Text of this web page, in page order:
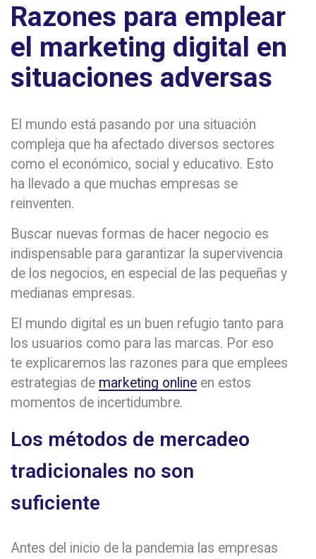
Razones para emplear
el marketing digital en
situaciones adversas
El mundo está pasando por una situación
compleja que ha afectado diversos sectores
como el económico, social y educativo. Esto
ha llevado a que muchas empresas se
reinventen.
Buscar nuevas formas de hacer negocio es
indispensable para garantizar la supervivencia
de los negocios, en especial de las pequeñas y
medianas empresas.
El mundo digital es un buen refugio tanto para
los usuarios como para las marcas. Por eso
te explicaremos las razones para que emplees
estrategias de marketing online en estos
momentos de incertidumbre.
Los métodos de mercadeo
tradicionales no son
suficiente
Antes del inicio de la pandemia las empresas